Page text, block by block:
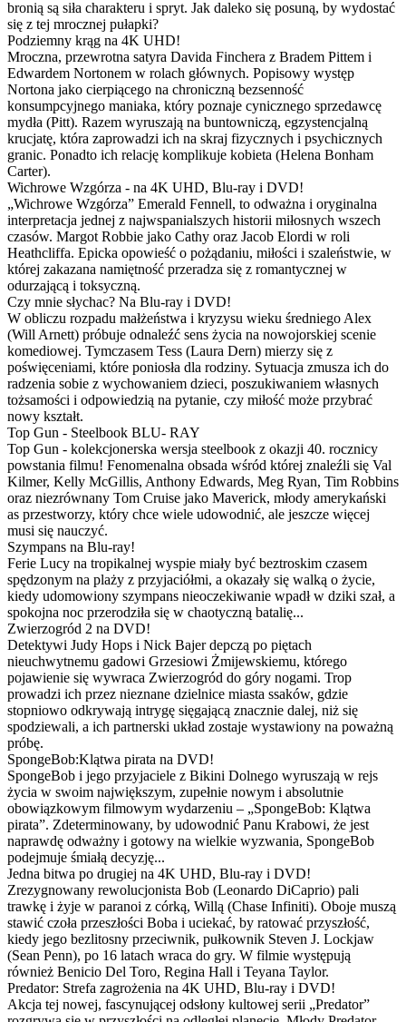
bronią są siła charakteru i spryt. Jak daleko się posuną, by wydostać
się z tej mrocznej pułapki?
Podziemny krąg na 4K UHD!
Mroczna, przewrotna satyra Davida Finchera z Bradem Pittem i
Edwardem Nortonem w rolach głównych. Popisowy występ
Nortona jako cierpiącego na chroniczną bezsenność
konsumpcyjnego maniaka, który poznaje cynicznego sprzedawcę
mydła (Pitt). Razem wyruszają na buntowniczą, egzystencjalną
krucjatę, która zaprowadzi ich na skraj fizycznych i psychicznych
granic. Ponadto ich relację komplikuje kobieta (Helena Bonham
Carter).
Wichrowe Wzgórza - na 4K UHD, Blu-ray i DVD!
„Wichrowe Wzgórza” Emerald Fennell, to odważna i oryginalna
interpretacja jednej z najwspanialszych historii miłosnych wszech
czasów. Margot Robbie jako Cathy oraz Jacob Elordi w roli
Heathcliffa. Epicka opowieść o pożądaniu, miłości i szaleństwie, w
której zakazana namiętność przeradza się z romantycznej w
odurzającą i toksyczną.
Czy mnie słychac? Na Blu-ray i DVD!
W obliczu rozpadu małżeństwa i kryzysu wieku średniego Alex
(Will Arnett) próbuje odnaleźć sens życia na nowojorskiej scenie
komediowej. Tymczasem Tess (Laura Dern) mierzy się z
poświęceniami, które poniosła dla rodziny. Sytuacja zmusza ich do
radzenia sobie z wychowaniem dzieci, poszukiwaniem własnych
tożsamości i odpowiedzią na pytanie, czy miłość może przybrać
nowy kształt.
Top Gun - Steelbook BLU- RAY
Top Gun - kolekcjonerska wersja steelbook z okazji 40. rocznicy
powstania filmu! Fenomenalna obsada wśród której znaleźli się Val
Kilmer, Kelly McGillis, Anthony Edwards, Meg Ryan, Tim Robbins
oraz niezrównany Tom Cruise jako Maverick, młody amerykański
as przestworzy, który chce wiele udowodnić, ale jeszcze więcej
musi się nauczyć.
Szympans na Blu-ray!
Ferie Lucy na tropikalnej wyspie miały być beztroskim czasem
spędzonym na plaży z przyjaciółmi, a okazały się walką o życie,
kiedy udomowiony szympans nieoczekiwanie wpadł w dziki szał, a
spokojna noc przerodziła się w chaotyczną batalię...
Zwierzogród 2 na DVD!
Detektywi Judy Hops i Nick Bajer depczą po piętach
nieuchwytnemu gadowi Grzesiowi Żmijewskiemu, którego
pojawienie się wywraca Zwierzogród do góry nogami. Trop
prowadzi ich przez nieznane dzielnice miasta ssaków, gdzie
stopniowo odkrywają intrygę sięgającą znacznie dalej, niż się
spodziewali, a ich partnerski układ zostaje wystawiony na poważną
próbę.
SpongeBob:Klątwa pirata na DVD!
SpongeBob i jego przyjaciele z Bikini Dolnego wyruszają w rejs
życia w swoim największym, zupełnie nowym i absolutnie
obowiązkowym filmowym wydarzeniu – „SpongeBob: Klątwa
pirata”. Zdeterminowany, by udowodnić Panu Krabowi, że jest
naprawdę odważny i gotowy na wielkie wyzwania, SpongeBob
podejmuje śmiałą decyzję...
Jedna bitwa po drugiej na 4K UHD, Blu-ray i DVD!
Zrezygnowany rewolucjonista Bob (Leonardo DiCaprio) pali
trawkę i żyje w paranoi z córką, Willą (Chase Infiniti). Oboje muszą
stawić czoła przeszłości Boba i uciekać, by ratować przyszłość,
kiedy jego bezlitosny przeciwnik, pułkownik Steven J. Lockjaw
(Sean Penn), po 16 latach wraca do gry. W filmie występują
również Benicio Del Toro, Regina Hall i Teyana Taylor.
Predator: Strefa zagrożenia na 4K UHD, Blu-ray i DVD!
Akcja tej nowej, fascynującej odsłony kultowej serii „Predator”